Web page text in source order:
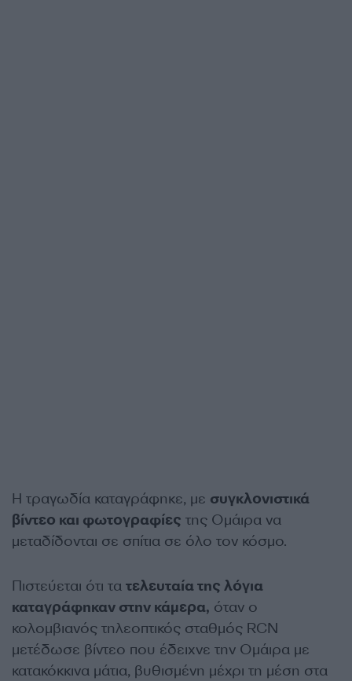
Η τραγωδία καταγράφηκε, με συγκλονιστικά
βίντεο και φωτογραφίες της Ομάιρα να
μεταδίδονται σε σπίτια σε όλο τον κόσμο.
Πιστεύεται ότι τα τελευταία της λόγια
καταγράφηκαν στην κάμερα, όταν ο
κολομβιανός τηλεοπτικός σταθμός RCN
μετέδωσε βίντεο που έδειχνε την Ομάιρα με
κατακόκκινα μάτια, βυθισμένη μέχρι τη μέση στα